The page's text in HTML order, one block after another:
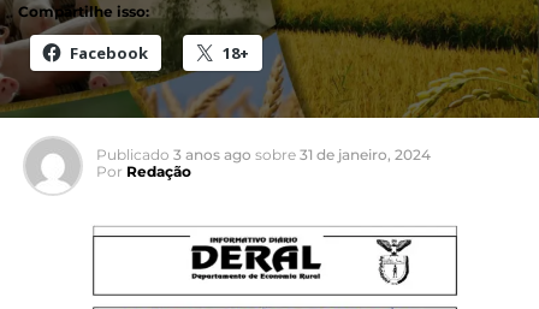
Compartilhe isso:
Facebook 18+
Publicado 3 anos ago sobre 31 de janeiro, 2024
Por Redação